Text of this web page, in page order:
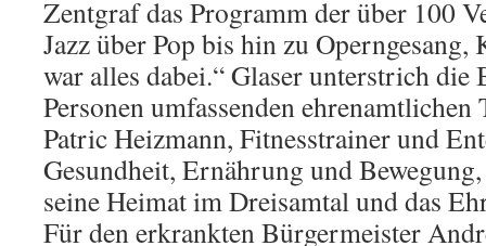
Zentgraf das Programm der über 100
Jazz über Pop bis hin zu
war alles dabei.“ Glaser unterstrich die
Personen umfassenden ehrenamtlichen
Patric Heizmann, Fitnesstrainer und
Gesundheit, Ernährung und
seine Heimat im Dreisamtal und das
Für den erkrankten Bürgermeister